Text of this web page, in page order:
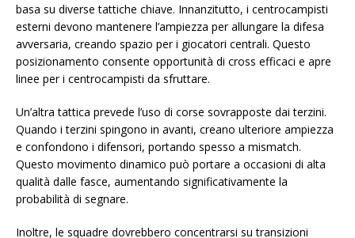
basa su diverse tattiche chiave. Innanzitutto, i centrocampisti
esterni devono mantenere l’ampiezza per allungare la difesa
avversaria, creando spazio per i giocatori centrali. Questo
posizionamento consente opportunità di cross efficaci e apre
linee per i centrocampisti da sfruttare.
Un’altra tattica prevede l’uso di corse sovrapposte dai terzini.
Quando i terzini spingono in avanti, creano ulteriore ampiezza
e confondono i difensori, portando spesso a mismatch.
Questo movimento dinamico può portare a occasioni di alta
qualità dalle fasce, aumentando significativamente la
probabilità di segnare.
Inoltre, le squadre dovrebbero concentrarsi su transizioni